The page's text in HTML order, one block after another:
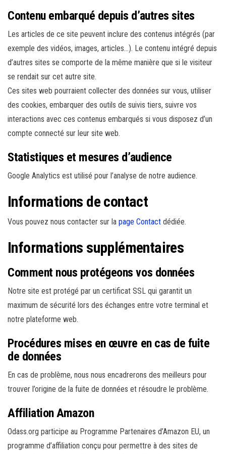
Contenu embarqué depuis d’autres sites
Les articles de ce site peuvent inclure des contenus intégrés (par
exemple des vidéos, images, articles…). Le contenu intégré depuis
d’autres sites se comporte de la même manière que si le visiteur
se rendait sur cet autre site.
Ces sites web pourraient collecter des données sur vous, utiliser
des cookies, embarquer des outils de suivis tiers, suivre vos
interactions avec ces contenus embarqués si vous disposez d’un
compte connecté sur leur site web.
Statistiques et mesures d’audience
Google Analytics est utilisé pour l’analyse de notre audience.
Informations de contact
Vous pouvez nous contacter sur la page Contact dédiée.
Informations supplémentaires
Comment nous protégeons vos données
Notre site est protégé par un certificat SSL qui garantit un
maximum de sécurité lors des échanges entre votre terminal et
notre plateforme web.
Procédures mises en œuvre en cas de fuite
de données
En cas de problème, nous nous encadrerons des meilleurs pour
trouver l’origine de la fuite de données et résoudre le problème.
Affiliation Amazon
Odass.org participe au Programme Partenaires d’Amazon EU, un
programme d’affiliation conçu pour permettre à des sites de